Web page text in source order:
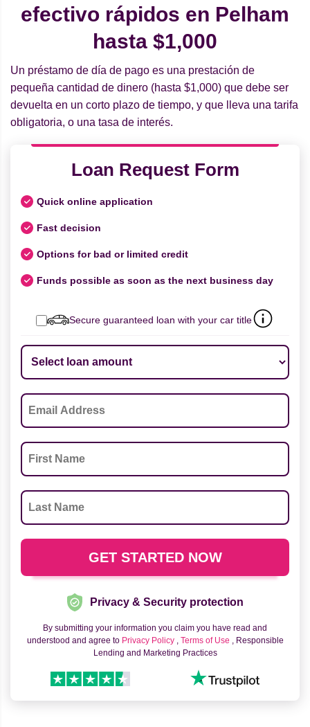
efectivo rápidos en Pelham
hasta $1,000
Un préstamo de día de pago es una prestación de
pequeña cantidad de dinero (hasta $1,000) que debe ser
devuelta en un corto plazo de tiempo, y que lleva una tarifa
obligatoria, o una tasa de interés.
Loan Request Form
Quick online application
Fast decision
Options for bad or limited credit
Funds possible as soon as the next business day
Secure guaranteed loan with your car title
Privacy & Security protection
By submitting your information you claim you have read and
understood and agree to Privacy Policy , Terms of Use , Responsible
Lending and Marketing Practices